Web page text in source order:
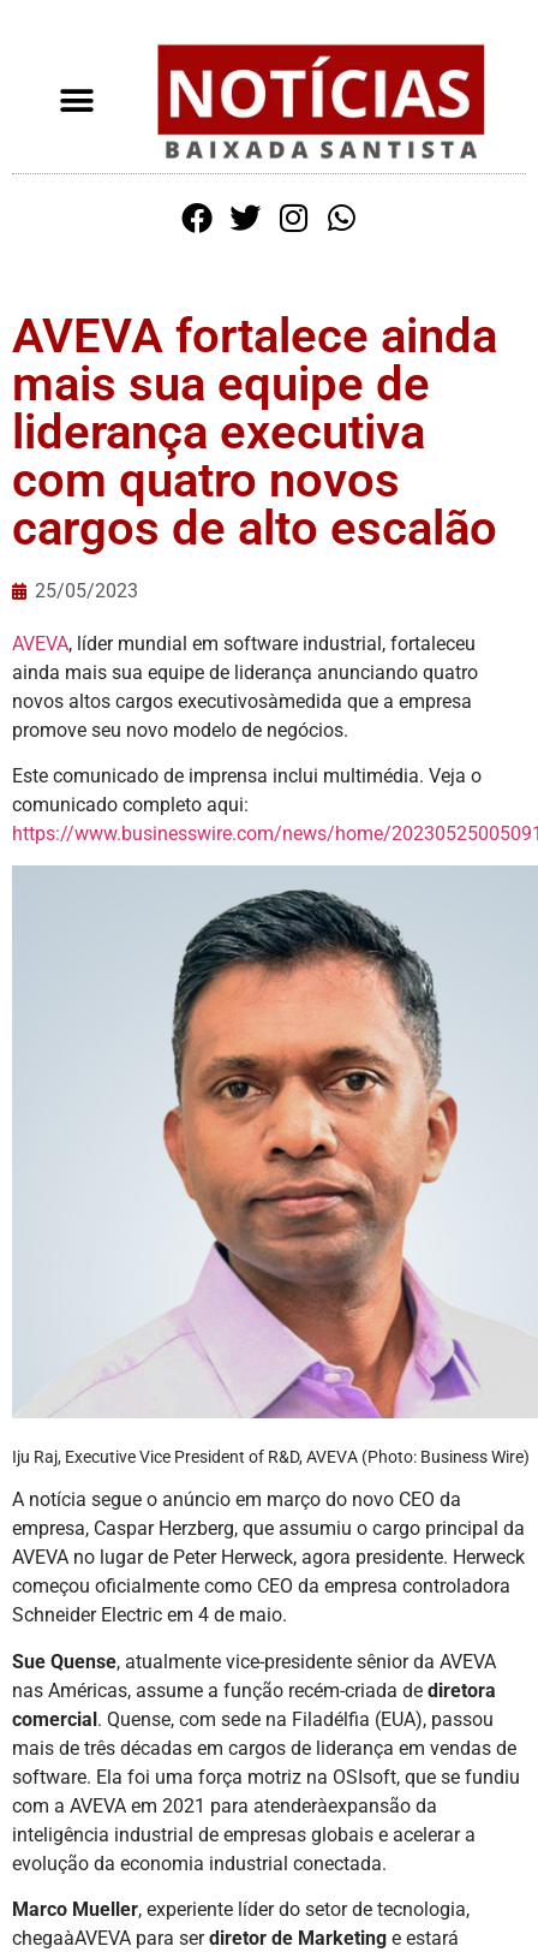
AVEVA fortalece ainda
mais sua equipe de
liderança executiva
com quatro novos
cargos de alto escalão
25/05/2023
AVEVA, líder mundial em software industrial, fortaleceu
ainda mais sua equipe de liderança anunciando quatro
novos altos cargos executivosàmedida que a empresa
promove seu novo modelo de negócios.
Este comunicado de imprensa inclui multimédia. Veja o
comunicado completo aqui:
https://www.businesswire.com/news/home/
Iju Raj, Executive Vice President of R&D, AVEVA (Photo: Business Wire)
A notícia segue o anúncio em março do novo CEO da
empresa, Caspar Herzberg, que assumiu o cargo principal da
AVEVA no lugar de Peter Herweck, agora presidente. Herweck
começou oficialmente como CEO da empresa controladora
Schneider Electric em 4 de maio.
Sue Quense, atualmente vice-presidente sênior da AVEVA
nas Américas, assume a função recém-criada de diretora
comercial. Quense, com sede na Filadélfia (EUA), passou
mais de três décadas em cargos de liderança em vendas de
software. Ela foi uma força motriz na OSIsoft, que se fundiu
com a AVEVA em 2021 para atenderàexpansão da
inteligência industrial de empresas globais e acelerar a
evolução da economia industrial conectada.
Marco Mueller, experiente líder do setor de tecnologia,
chegaàAVEVA para serdiretor de Marketing e estará